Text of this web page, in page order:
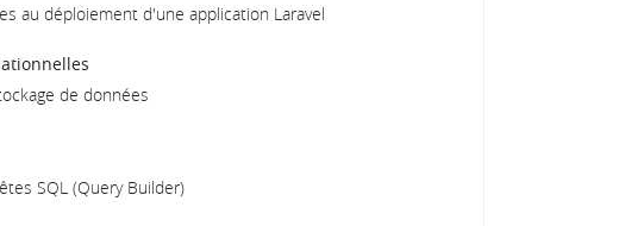
au déploiement d'une application Laravel
de données
SQL (Query Builder)